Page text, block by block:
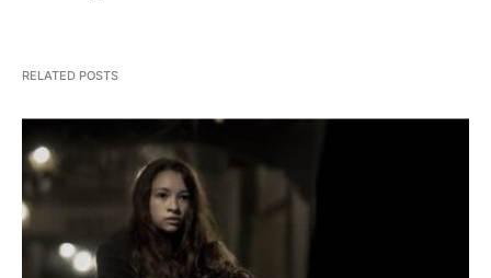
RELATED POSTS